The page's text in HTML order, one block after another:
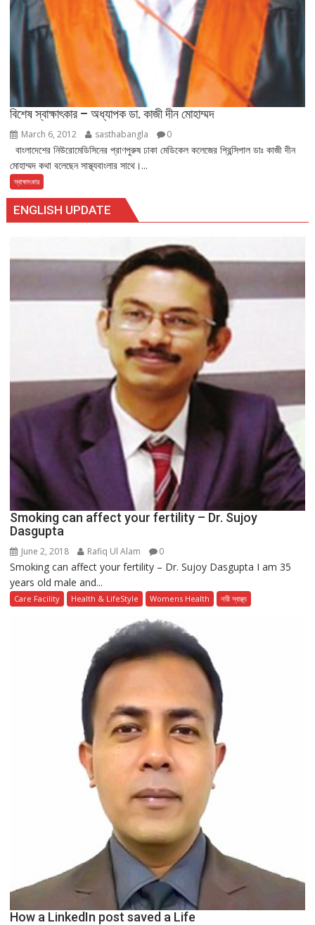
বিশেষ স্বাক্ষাৎকার – অধ্যাপক ডা. কাজী দীন মোহাম্মদ
March 6, 2012 sasthabangla 0
বাংলাদেশের নিউরোমেডিসিনের প্রাণপুরুষ ঢাকা মেডিকেল কলেজের প্রিন্সিপাল ডাঃ কাজী দীন
মোহাম্মদ কথা বলেছেন সাস্থ্যবাংলার সাথে।...
স্বাক্ষাৎকার
ENGLISH UPDATE
Smoking can affect your fertility – Dr. Sujoy
Dasgupta
June 2, 2018 Rafiq Ul Alam 0
Smoking can affect your fertility – Dr. Sujoy Dasgupta I am 35
years old male and...
Care Facility Health & LifeStyle Womens Health নারী স্বাস্থ্য
How a LinkedIn post saved a Life